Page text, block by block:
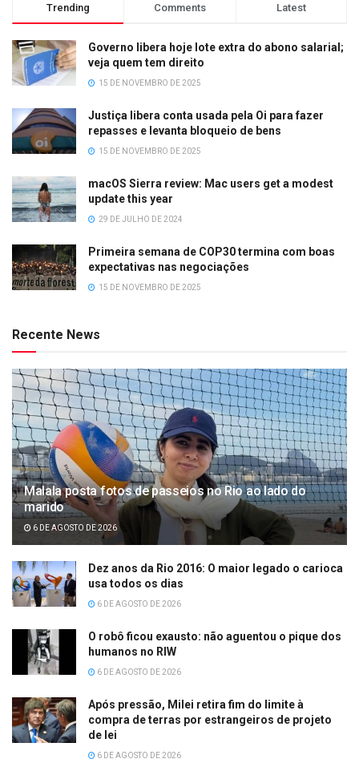
Trending Comments Latest
Governo libera hoje lote extra do abono salarial;
veja quem tem direito
15 DE NOVEMBRO DE 2025
Justiça libera conta usada pela Oi para fazer
repasses e levanta bloqueio de bens
15 DE NOVEMBRO DE 2025
macOS Sierra review: Mac users get a modest
update this year
29 DE JULHO DE 2024
Primeira semana de COP30 termina com boas
expectativas nas negociações
15 DE NOVEMBRO DE 2025
Recente News
Malala posta fotos de passeios no Rio ao lado do
marido
6 DE AGOSTO DE 2026
Dez anos da Rio 2016: O maior legado o carioca
usa todos os dias
6 DE AGOSTO DE 2026
O robô ficou exausto: não aguentou o pique dos
humanos no RIW
6 DE AGOSTO DE 2026
Após pressão, Milei retira fim do limite à
compra de terras por estrangeiros de projeto
de lei
6 DE AGOSTO DE 2026